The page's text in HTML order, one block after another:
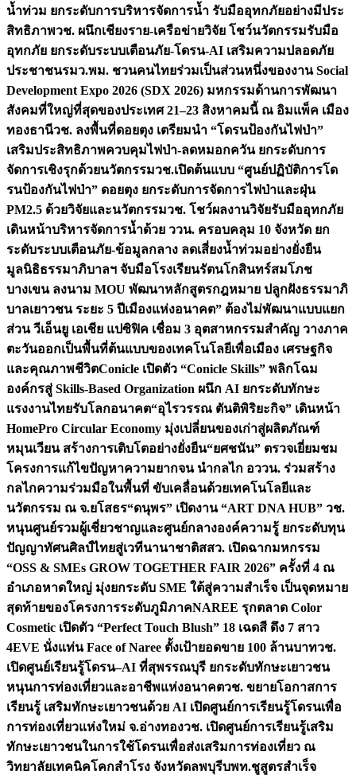
น้ำท่วม ยกระดับการบริหารจัดการน้ำ รับมืออุทกภัยอย่างมีประ
สิทธิภาพวช. ผนึกเชียงราย-เครือข่ายวิจัย โชว์นวัตกรรมรับมือ
อุทกภัย ยกระดับระบบเตือนภัย-โดรน-AI เสริมความปลอดภัย
ประชาชนรมว.พม. ชวนคนไทยร่วมเป็นส่วนหนึ่งของงาน Social
Development Expo 2026 (SDX 2026) มหกรรมด้านการพัฒนา
สังคมที่ใหญ่ที่สุดของประเทศ 21–23 สิงหาคมนี้ ณ อิมแพ็ค เมือง
ทองธานีวช. ลงพื้นที่ดอยตุง เตรียมนำ “โดรนป้องกันไฟป่า”
เสริมประสิทธิภาพควบคุมไฟป่า-ลดหมอกควัน ยกระดับการ
จัดการเชิงรุกด้วยนวัตกรรมวช.เปิดต้นแบบ “ศูนย์ปฏิบัติการโด
รนป้องกันไฟป่า” ดอยตุง ยกระดับการจัดการไฟป่าและฝุ่น
PM2.5 ด้วยวิจัยและนวัตกรรมวช. โชว์ผลงานวิจัยรับมืออุทกภัย
เดินหน้าบริหารจัดการน้ำด้วย ววน. ครอบคลุม 10 จังหวัด ยก
ระดับระบบเตือนภัย-ข้อมูลกลาง ลดเสี่ยงน้ำท่วมอย่างยั่งยืน
มูลนิธิธรรมาภิบาลฯ จับมือโรงเรียนรัตนโกสินทร์สมโภช
บางเขน ลงนาม MOU พัฒนาหลักสูตรกฎหมาย ปลูกฝังธรรมาภิ
บาลเยาวชน ระยะ 5 ปีเมืองแห่งอนาคต” ต้องไม่พัฒนาแบบแยก
ส่วน วีเอ็นยู เอเชีย แปซิฟิค เชื่อม 3 อุตสาหกรรมสำคัญ วางภาค
ตะวันออกเป็นพื้นที่ต้นแบบของเทคโนโลยีเพื่อเมือง เศรษฐกิจ
และคุณภาพชีวิตConicle เปิดตัว “Conicle Skills” พลิกโฉม
องค์กรสู่ Skills-Based Organization ผนึก AI ยกระดับทักษะ
แรงงานไทยรับโลกอนาคต“อุไรวรรณ ตันติพิริยะกิจ” เดินหน้า
HomePro Circular Economy มุ่งเปลี่ยนของเก่าสู่ผลิตภัณฑ์
หมุนเวียน สร้างการเติบโตอย่างยั่งยืน“ยศชนัน” ตรวจเยี่ยมชม
โครงการแก้ไขปัญหาความยากจน นำกลไก อววน. ร่วมสร้าง
กลไกความร่วมมือในพื้นที่ ขับเคลื่อนด้วยเทคโนโลยีและ
นวัตกรรม ณ จ.ยโสธร“ดนุพร” เปิดงาน “ART DNA HUB” วช.
หนุนศูนย์รวมผู้เชี่ยวชาญและศูนย์กลางองค์ความรู้ ยกระดับทุน
ปัญญาทัศนศิลป์ไทยสู่เวทีนานาชาติสสว. เปิดฉากมหกรรม
“OSS & SMEs GROW TOGETHER FAIR 2026” ครั้งที่ 4 ณ
อำเภอหาดใหญ่ มุ่งยกระดับ SME ใต้สู่ความสำเร็จ เป็นจุดหมาย
สุดท้ายของโครงการระดับภูมิภาคNAREE รุกตลาด Color
Cosmetic เปิดตัว “Perfect Touch Blush” 18 เฉดสี ดึง 7 สาว
4EVE นั่งแท่น Face of Naree ตั้งเป้ายอดขาย 100 ล้านบาทวช.
เปิดศูนย์เรียนรู้โดรน–AI ที่สุพรรณบุรี ยกระดับทักษะเยาวชน
หนุนการท่องเที่ยวและอาชีพแห่งอนาคตวช. ขยายโอกาสการ
เรียนรู้ เสริมทักษะเยาวชนด้วย AI เปิดศูนย์การเรียนรู้โดรนเพื่อ
การท่องเที่ยวแห่งใหม่ จ.อ่างทองวช. เปิดศูนย์การเรียนรู้เสริม
ทักษะเยาวชนในการใช้โดรนเพื่อส่งเสริมการท่องเที่ยว ณ
วิทยาลัยเทคนิคโคกสำโรง จังหวัดลพบุรีบพท.ชูสูตรสำเร็จ